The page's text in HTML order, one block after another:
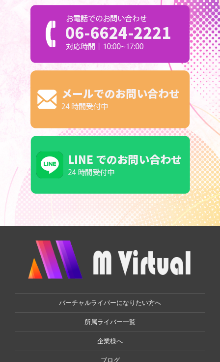
バーチャルライバーになりたい方へ
所属ライバー一覧
企業様へ
ブログ